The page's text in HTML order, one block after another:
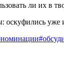
ли их в
оскуфились уже